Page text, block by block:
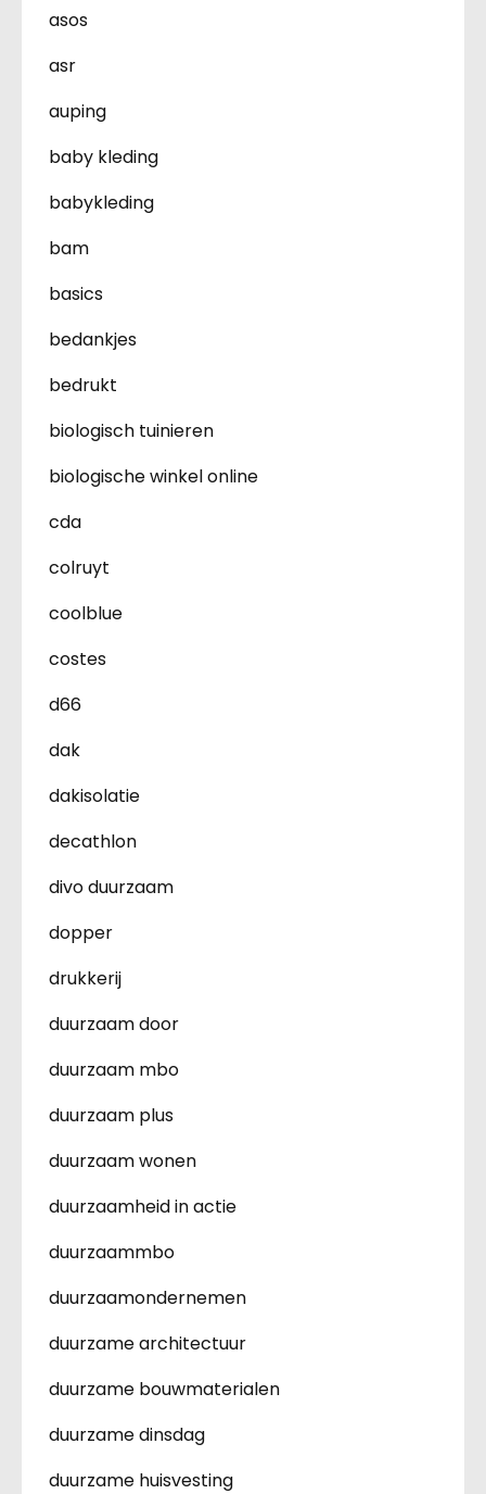
asos
asr
auping
baby kleding
babykleding
bam
basics
bedankjes
bedrukt
biologisch tuinieren
biologische winkel online
cda
colruyt
coolblue
costes
d66
dak
dakisolatie
decathlon
divo duurzaam
dopper
drukkerij
duurzaam door
duurzaam mbo
duurzaam plus
duurzaam wonen
duurzaamheid in actie
duurzaammbo
duurzaamondernemen
duurzame architectuur
duurzame bouwmaterialen
duurzame dinsdag
duurzame huisvesting